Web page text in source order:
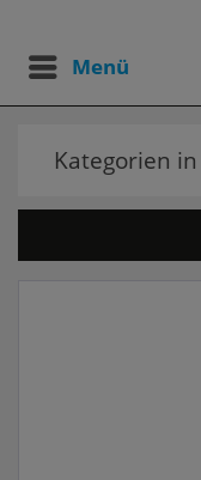
Menü
Kategorien in